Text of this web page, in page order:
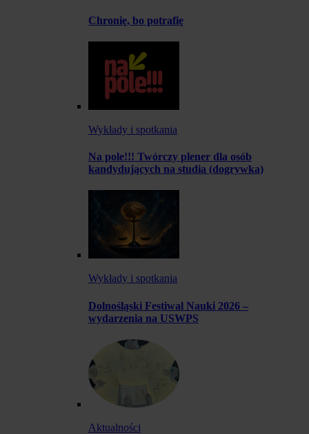
Chronię, bo potrafię
Wykłady i spotkania
Na pole!!! Twórczy plener dla osób
kandydujących na studia (dogrywka)
Wykłady i spotkania
Dolnośląski Festiwal Nauki 2026 –
wydarzenia na USWPS
Aktualności